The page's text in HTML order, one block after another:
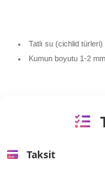
Tatlı su (cichlid
Kumun boyutu 1-2
Taksit